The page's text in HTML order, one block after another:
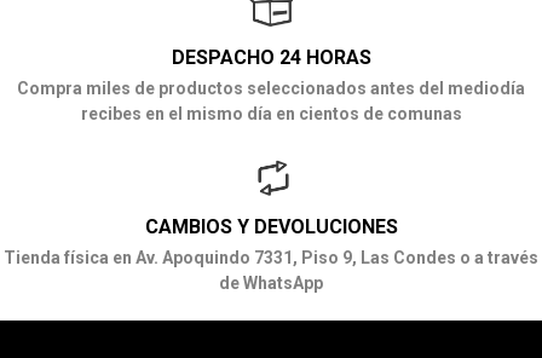
DESPACHO 24 HORAS
Compra miles de productos seleccionados antes del mediodía
recibes en el mismo día en cientos de comunas
CAMBIOS Y DEVOLUCIONES
Tienda física en Av. Apoquindo 7331, Piso 9, Las Condes o a través
de WhatsApp